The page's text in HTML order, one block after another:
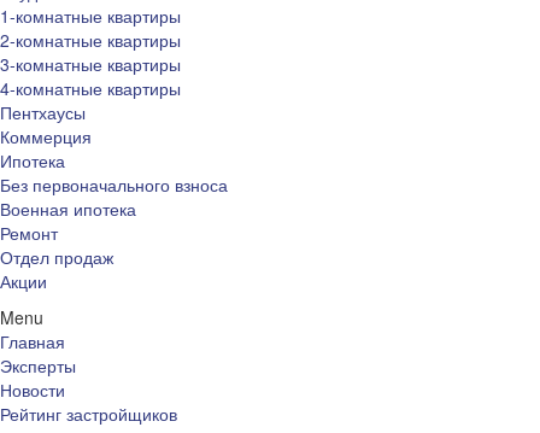
1-комнатные квартиры
2-комнатные квартиры
3-комнатные квартиры
4-комнатные квартиры
Пентхаусы
Коммерция
Ипотека
Без первоначального взноса
Военная ипотека
Ремонт
Отдел продаж
Акции
Menu
Главная
Эксперты
Новости
Рейтинг застройщиков